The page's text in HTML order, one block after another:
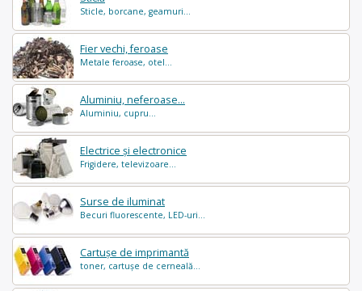
Sticle, borcane, geamuri...
Fier vechi, feroase
Metale feroase, otel...
Aluminiu, neferoase...
Aluminiu, cupru...
Electrice și electronice
Frigidere, televizoare...
Surse de iluminat
Becuri fluorescente, LED-uri...
Cartușe de imprimantă
toner, cartușe de cerneală...